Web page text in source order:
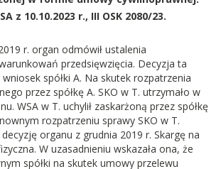
z 10.10.2023 r., III OSK 2080/23.
r. organ odmówił ustalenia
przedsięwzięcia. Decyzja ta
spółki A. Na skutek rozpatrzenia
przez spółkę A. SKO w T. utrzymało w
WSA w T. uchylił zaskarżoną przez spółkę
rozpatrzeniu sprawy SKO w T.
organu z grudnia 2019 r. Skargę na
W uzasadnieniu wskazała ona, że
spółki na skutek umowy przelewu